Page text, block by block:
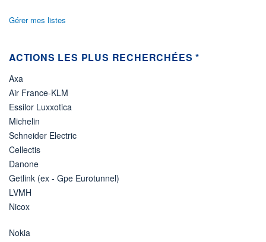
Gérer mes listes
ACTIONS LES PLUS RECHERCHÉES *
Axa
Air France-KLM
Essilor Luxxotica
Michelin
Schneider Electric
Cellectis
Danone
Getlink (ex - Gpe Eurotunnel)
LVMH
Nicox
Nokia